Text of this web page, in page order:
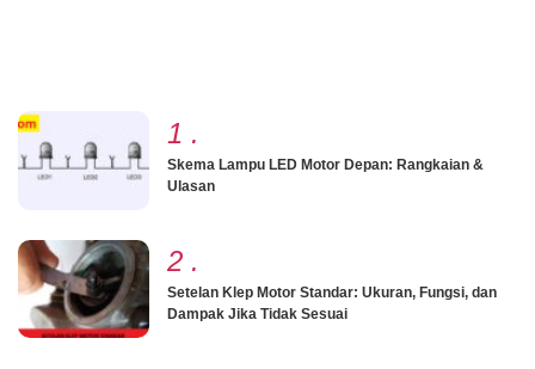
1 .
Skema Lampu LED Motor Depan: Rangkaian &
Ulasan
2 .
Setelan Klep Motor Standar: Ukuran, Fungsi, dan
Dampak Jika Tidak Sesuai